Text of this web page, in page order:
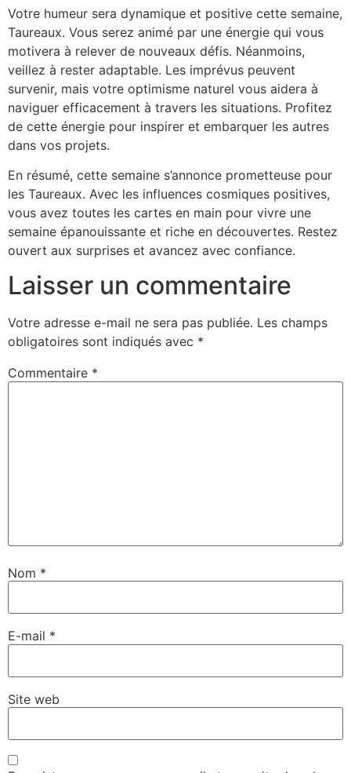
Votre humeur sera dynamique et positive cette semaine,
Taureaux. Vous serez animé par une énergie qui vous
motivera à relever de nouveaux défis. Néanmoins,
veillez à rester adaptable. Les imprévus peuvent
survenir, mais votre optimisme naturel vous aidera à
naviguer efficacement à travers les situations. Profitez
de cette énergie pour inspirer et embarquer les autres
dans vos projets.
En résumé, cette semaine s’annonce prometteuse pour
les Taureaux. Avec les influences cosmiques positives,
vous avez toutes les cartes en main pour vivre une
semaine épanouissante et riche en découvertes. Restez
ouvert aux surprises et avancez avec confiance.
Laisser un commentaire
Votre adresse e-mail ne sera pas publiée. Les champs
obligatoires sont indiqués avec *
Commentaire *
Nom *
E-mail *
Site web